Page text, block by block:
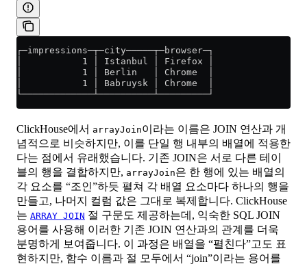
┌─impressions─┬─city─────┬─browser─┐
│           1 │ Istanbul │ Firefox │
│           1 │ Berlin   │ Chrome  │
│           1 │ Babruysk │ Chrome  │
└─────────────┴──────────┴─────────┘
ClickHouse에서 arrayJoin이라는 이름은 JOIN 연산과 개
념적으로 비슷하지만, 이를 단일 행 내부의 배열에 적용한
다는 점에서 유래했습니다. 기존 JOIN은 서로 다른 테이
블의 행을 결합하지만, arrayJoin은 한 행에 있는 배열의
각 요소를 “조인”하듯 펼쳐 각 배열 요소마다 하나의 행을
만들고, 나머지 컬럼 값은 그대로 복제합니다. ClickHouse
는 ARRAY JOIN 절 구문도 제공하는데, 익숙한 SQL JOIN
용어를 사용해 이러한 기존 JOIN 연산과의 관계를 더욱
분명하게 보여줍니다. 이 과정은 배열을 “펼친다”고도 표
현하지만, 함수 이름과 절 모두에서 “join”이라는 용어를